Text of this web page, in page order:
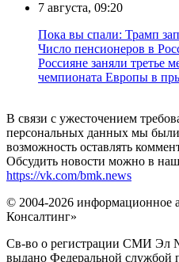
7 августа, 09:20
Пока вы спали: Трамп
Число пенсионеров в
Россияне заняли третье
чемпионата Европы в
В связи с ужесточением
персональных данных мы
возможность оставлять
Обсудить новости можно в
https://vk.com/bmk.news
© 2004-2026 информационное
Консалтинг»
Св-во о регистрации СМИ Эл
выдано Федеральной службой